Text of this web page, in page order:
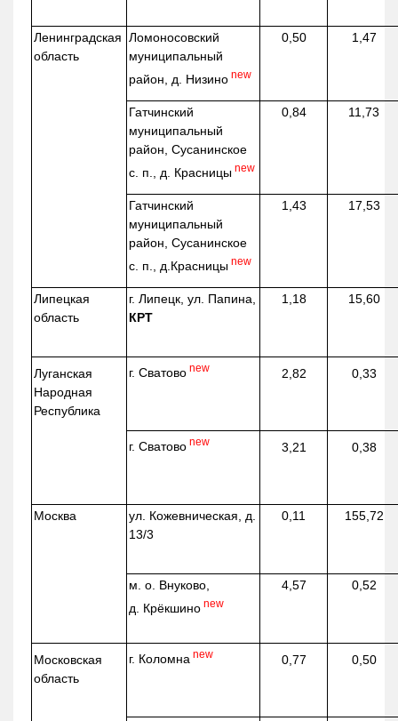
Ленинградская
область
Ломоносовский
муниципальный
район, д. Низино new
0,50 1,47
Гатчинский
муниципальный
район, Сусанинское
с. п., д. Красницы new
0,84 11,73
Гатчинский
муниципальный
район, Сусанинское
с. п., д.Красницы new
1,43 17,53
Липецкая
область
г. Липецк, ул. Папина,
КРТ
1,18 15,60
Луганская
Народная
Республика
г. Сватово new 2,82 0,33
г. Сватово new 3,21 0,38
Москва ул. Кожевническая , д.
13/3
0,11 155,72
м. о. Внуково,
д. Крёкшино new
4,57 0,52
Московская
область
г. Коломна new 0,77 0,50